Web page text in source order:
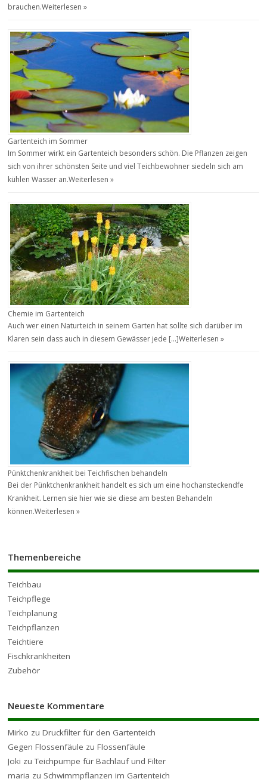
brauchen.Weiterlesen »
Gartenteich im Sommer
Im Sommer wirkt ein Gartenteich besonders schön. Die Pflanzen zeigen
sich von ihrer schönsten Seite und viel Teichbewohner siedeln sich am
kühlen Wasser an.Weiterlesen »
Chemie im Gartenteich
Auch wer einen Naturteich in seinem Garten hat sollte sich darüber im
Klaren sein dass auch in diesem Gewässer jede […]Weiterlesen »
Pünktchenkrankheit bei Teichfischen behandeln
Bei der Pünktchenkrankheit handelt es sich um eine hochansteckendfe
Krankheit. Lernen sie hier wie sie diese am besten Behandeln
können.Weiterlesen »
Themenbereiche
Teichbau
Teichpflege
Teichplanung
Teichpflanzen
Teichtiere
Fischkrankheiten
Zubehör
Neueste Kommentare
Mirko zuDruckfilter für den Gartenteich
Gegen Flossenfäule zuFlossenfäule
Joki zuTeichpumpe für Bachlauf und Filter
maria zu Schwimmpflanzen im Gartenteich